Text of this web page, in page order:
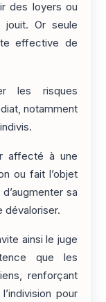
des loyers ou
jouit. Or seule
effective de
les risques
notamment
affecté à une
ou fait l’objet
sa
dévaloriser.
ainsi le juge
que les
renforçant
pour